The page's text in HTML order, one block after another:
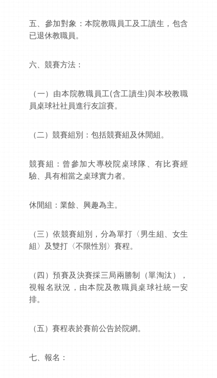
五、參加對象：本院教職員工及工讀生，包含
已退休教職員。
六、競賽方法：
（一）由本院教職員工(含工讀生)與本校教職
員桌球社社員進行友誼賽。
（二）競賽組別：包括競賽組及休閒組。
競賽組：曾參加大專校院桌球隊、有比賽經
驗、具有相當之桌球實力者。
休閒組：業餘、興趣為主。
（三）依競賽組別，分為單打〈男生組、女生
組〉及雙打〈不限性別〉賽程。
（四）預賽及決賽採三局兩勝制（單淘汰），
視報名狀況，由本院及教職員桌球社統一安
排。
（五）賽程表於賽前公告於院網。
七、報名：